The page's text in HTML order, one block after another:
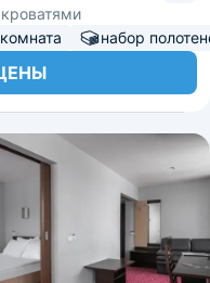
набор